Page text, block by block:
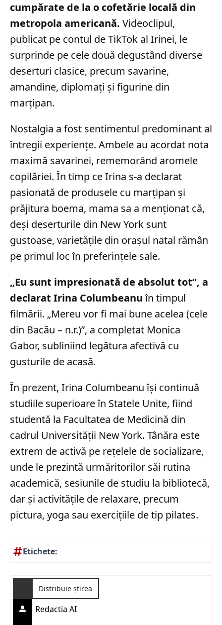
cumpărate de la o cofetărie locală din
metropola americană. Videoclipul,
publicat pe contul de TikTok al Irinei, le
surprinde pe cele două degustând diverse
deserturi clasice, precum savarine,
amandine, diplomați și figurine din
marțipan.
Nostalgia a fost sentimentul predominant al
întregii experiențe. Ambele au acordat nota
maximă savarinei, rememorând aromele
copilăriei. În timp ce Irina s-a declarat
pasionată de produsele cu marțipan și
prăjitura boema, mama sa a menționat că,
deși deserturile din New York sunt
gustoase, varietățile din orașul natal rămân
pe primul loc în preferințele sale.
„Eu sunt impresionată de absolut tot”, a
declarat Irina Columbeanuîn timpul
filmării. „Mereu vor fi mai bune acelea (cele
din Bacău – n.r.)”, a completat Monica
Gabor, subliniind legătura afectivă cu
gusturile de acasă.
În prezent, Irina Columbeanu își continuă
studiile superioare în Statele Unite, fiind
studentă la Facultatea de Medicină din
cadrul Universității New York. Tânăra este
extrem de activă pe rețelele de socializare,
unde le prezintă urmăritorilor săi rutina
academică, sesiunile de studiu la bibliotecă,
dar și activitățile de relaxare, precum
pictura, yoga sau exercițiile de tip pilates.
Etichete:
Distribuie știrea
Redactia AI